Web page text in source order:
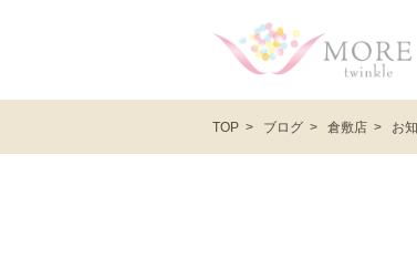
TOP ブログ 倉敷店 お